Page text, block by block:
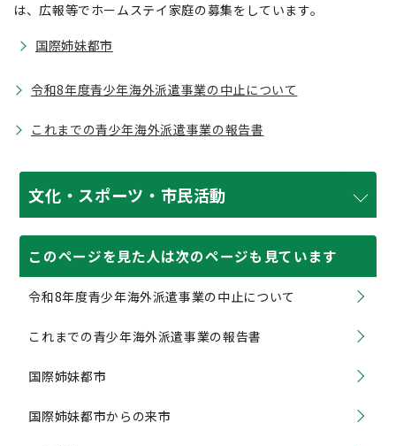
は、広報等でホームステイ家庭の募集をしています。
国際姉妹都市
令和8年度青少年海外派遣事業の中止について
これまでの青少年海外派遣事業の報告書
文化・スポーツ・市民活動
このページを見た人は次のページも見ています
令和8年度青少年海外派遣事業の中止について
これまでの青少年海外派遣事業の報告書
国際姉妹都市
国際姉妹都市からの来市